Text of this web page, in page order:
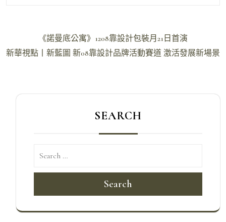
章
《諾曼底公寓》1208靠設計包裝月21日首演
新華視點丨新藍圖 新08靠設計品牌活動賽道 激活發展新場景
SEARCH
Search